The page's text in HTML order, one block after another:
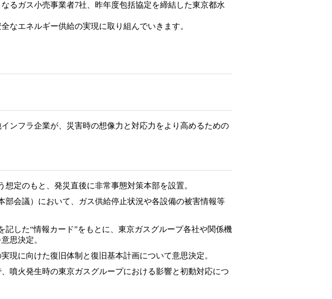
るガス小売事業者7社、昨年度包括協定を締結した東京都水
エネルギー供給の実現に取り組んでいきます。
ンフラ企業が、災害時の想像力と対応力をより高めるための
定のもと、発災直後に非常事態対策本部を設置。
会議）において、ガス供給停止状況や各設備の被害情報等
した“情報カード”をもとに、東京ガスグループ各社や関係機
思決定。
現に向けた復旧体制と復旧基本計画について意思決定。
噴火発生時の東京ガスグループにおける影響と初動対応につ